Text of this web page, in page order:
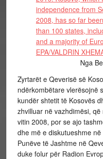
Nga
Zyrtarët e Qeverisë së
ndërkombëtare vlerësojnë
kundër shtetit të Kosovës
zhvilluar në vazhdimësi,
vitin 2008, por se ajo
dhe më e diskutueshme
Punëve të Jashtme në
duke folur për Radion